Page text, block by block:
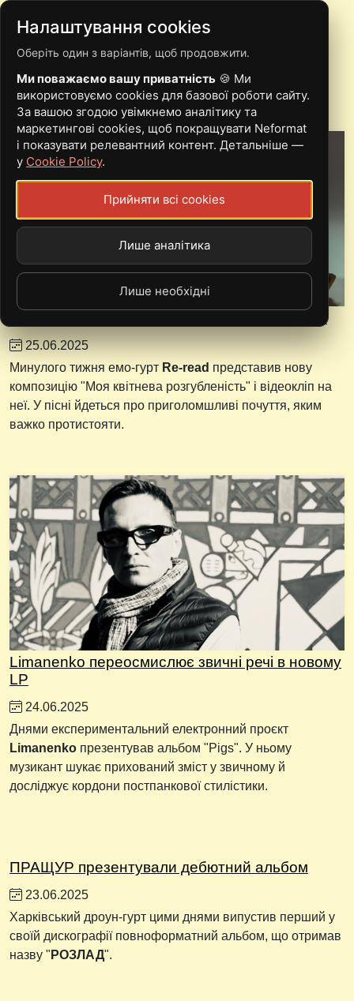
НОВИНИ
25.06.2025
Минулого тижня емо-гурт Re-read представив нову
композицію "Моя квітнева розгубленість" і відеокліп на
неї. У пісні йдеться про приголомшливі почуття, яким
важко протистояти.
Limanenko переосмислює звичні речі в новому
LP
24.06.2025
Днями експериментальний електронний проєкт
Limanenko презентував альбом "Pigs". У ньому
музикант шукає прихований зміст у звичному й
досліджує кордони постпанкової стилістики.
ПРАЩУР презентували дебютний альбом
23.06.2025
Харківський дроун-гурт цими днями випустив перший у
своїй дискографії повноформатний альбом, що отримав
назву " РОЗЛАД".
Налаштування cookies
Оберіть один з варіантів, щоб продовжити.
Ми поважаємо вашу приватність 🍪 Ми
використовуємо cookies для базової роботи сайту.
За вашою згодою увімкнемо аналітику та
маркетингові cookies, щоб покращувати Neformat
і показувати релевантний контент. Детальніше —
у Cookie Policy.
Прийняти всі cookies
Лише аналітика
Лише необхідні